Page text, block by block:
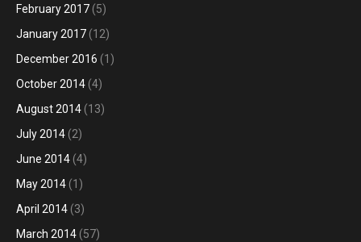
February 2017 (5)
January 2017 (12)
December 2016 (1)
October 2014 (4)
August 2014 (13)
July 2014 (2)
June 2014 (4)
May 2014 (1)
April 2014 (3)
March 2014 (57)